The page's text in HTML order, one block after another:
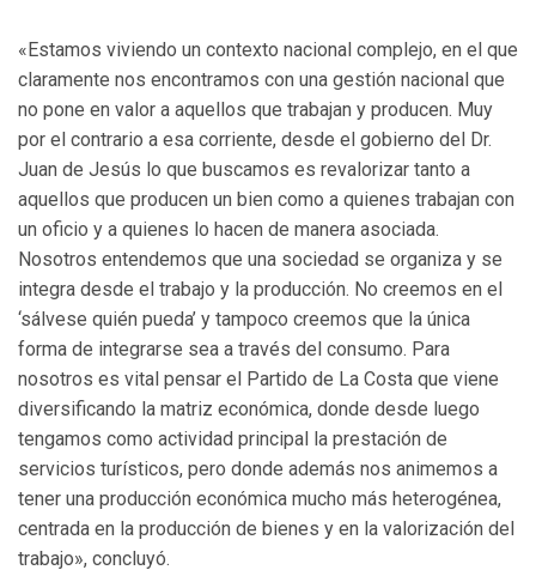
«Estamos viviendo un contexto nacional complejo, en el que
claramente nos encontramos con una gestión nacional que
no pone en valor a aquellos que trabajan y producen. Muy
por el contrario a esa corriente, desde el gobierno del Dr.
Juan de Jesús lo que buscamos es revalorizar tanto a
aquellos que producen un bien como a quienes trabajan con
un oficio y a quienes lo hacen de manera asociada.
Nosotros entendemos que una sociedad se organiza y se
integra desde el trabajo y la producción. No creemos en el
‘sálvese quién pueda’ y tampoco creemos que la única
forma de integrarse sea a través del consumo. Para
nosotros es vital pensar el Partido de La Costa que viene
diversificando la matriz económica, donde desde luego
tengamos como actividad principal la prestación de
servicios turísticos, pero donde además nos animemos a
tener una producción económica mucho más heterogénea,
centrada en la producción de bienes y en la valorización del
trabajo», concluyó.